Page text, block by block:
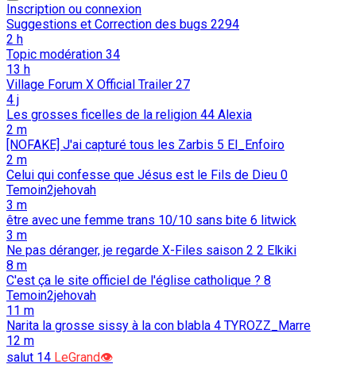
Inscription ou connexion
Suggestions et Correction des bugs 2294
2 h
Topic modération 34
13 h
Village Forum X Official Trailer 27
4 j
Les grosses ficelles de la religion 44 Alexia
2 m
[NOFAKE] J'ai capturé tous les Zarbis 5 El_Enfoiro
2 m
Celui qui confesse que Jésus est le Fils de Dieu 0
Temoin2jehovah
3 m
être avec une femme trans 10/10 sans bite 6 litwick
3 m
Ne pas déranger, je regarde X-Files saison 2 2 Elkiki
8 m
C'est ça le site officiel de l'église catholique ? 8
Temoin2jehovah
11 m
Narita la grosse sissy à la con blabla 4 TYROZZ_Marre
12 m
salut 14 LeGrand👁️